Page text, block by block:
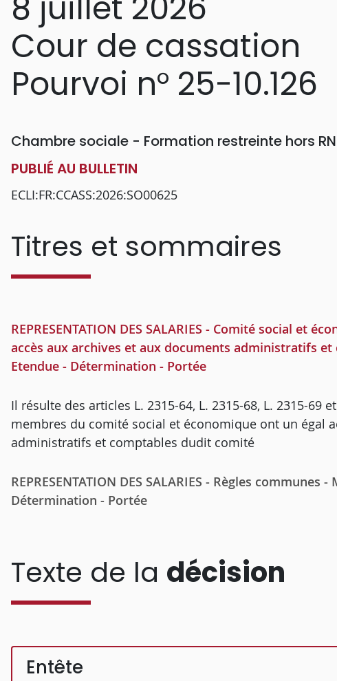
Cour de cassation
Pourvoi n° 25-10.126
Chambre sociale - Formation restreinte hors
PUBLIÉ AU BULLETIN
ECLI:FR:CCASS:2026:SO00625
Titres et sommaires
REPRESENTATION DES SALARIES - Comité social et
accès aux archives et aux documents administratifs
Etendue - Détermination - Portée
Il résulte des articles L. 2315-64, L. 2315-68, L. 2315-69
membres du comité social et économique ont un égal
administratifs et comptables dudit comité
REPRESENTATION DES SALARIES - Règles communes
Détermination - Portée
Texte de la décision
Entête